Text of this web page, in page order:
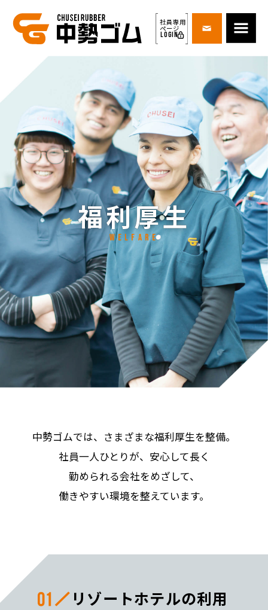
社員専用
ページ
LOGIN
福利厚生
welfare
中勢ゴムでは、さまざまな福利厚生を整備。
社員一人ひとりが、安心して長く
勤められる会社をめざして、
働きやすい環境を整えています。
リゾートホテルの利用